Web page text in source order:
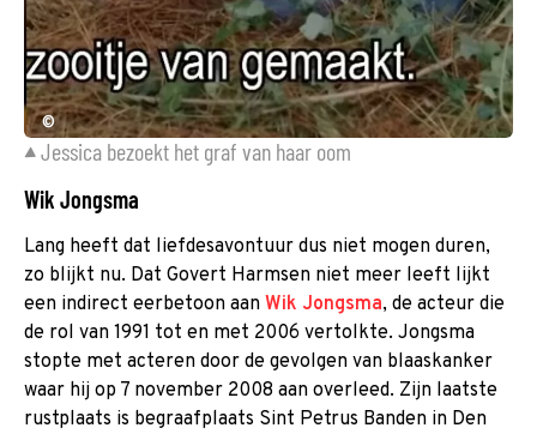
©
Jessica bezoekt het graf van haar oom
Wik Jongsma
Lang heeft dat liefdesavontuur dus niet mogen duren,
zo blijkt nu. Dat Govert Harmsen niet meer leeft lijkt
een indirect eerbetoon aan Wik Jongsma, de acteur die
de rol van 1991 tot en met 2006 vertolkte. Jongsma
stopte met acteren door de gevolgen van blaaskanker
waar hij op 7 november 2008 aan overleed. Zijn laatste
rustplaats is begraafplaats Sint Petrus Banden in Den